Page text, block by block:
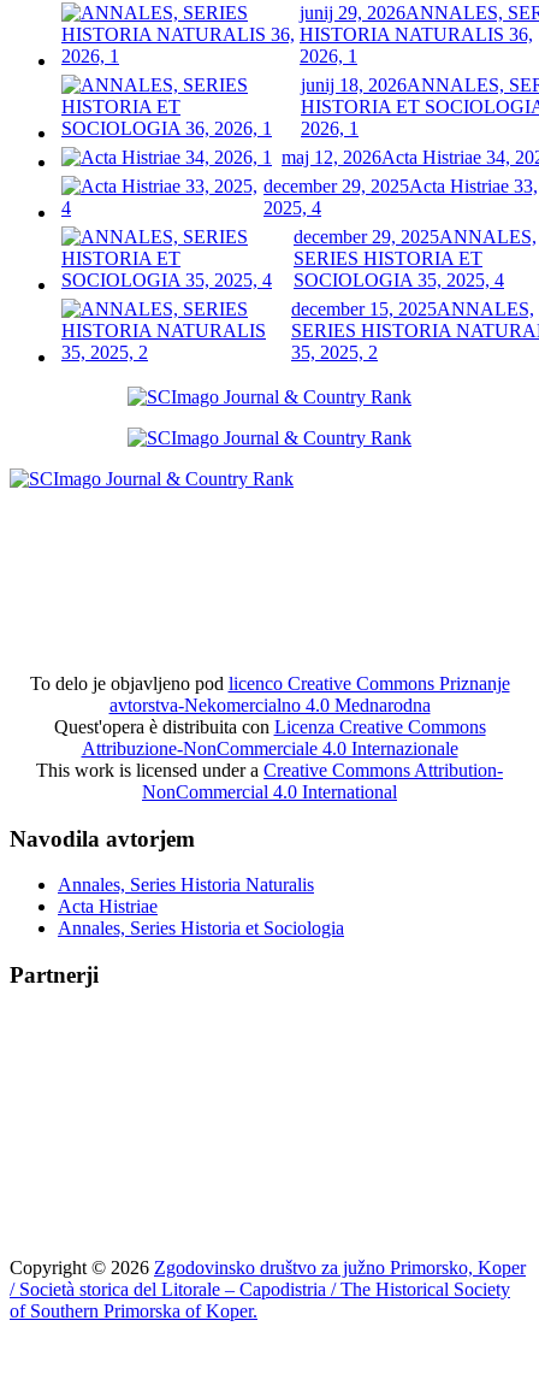
junij 29, 2026ANNALES,
HISTORIA NATURALIS 36,
2026, 1
junij 18, 2026ANNALES,
HISTORIA ET
2026, 1
maj 12, 2026Acta Histriae 34,
december 29, 2025Acta Histriae 33,
2025, 4
december 29, 2025ANNALES,
SERIES HISTORIA ET
SOCIOLOGIA 35, 2025, 4
december 15, 2025ANNALES,
SERIES HISTORIA
35, 2025, 2
To delo je objavljeno pod licenco Creative Commons Priznanje
avtorstva-Nekomercialno 4.0 Mednarodna
Quest'opera è distribuita con Licenza Creative Commons
Attribuzione-NonCommerciale 4.0 Internazionale
This work is licensed under a Creative Commons Attribution-
NonCommercial 4.0 International
Navodila avtorjem
Annales, Series Historia Naturalis
Acta Histriae
Annales, Series Historia et Sociologia
Partnerji
Copyright © 2026 Zgodovinsko društvo za južno Primorsko, Koper
/ Società storica del Litorale – Capodistria / The Historical Society
of Southern Primorska of Koper.